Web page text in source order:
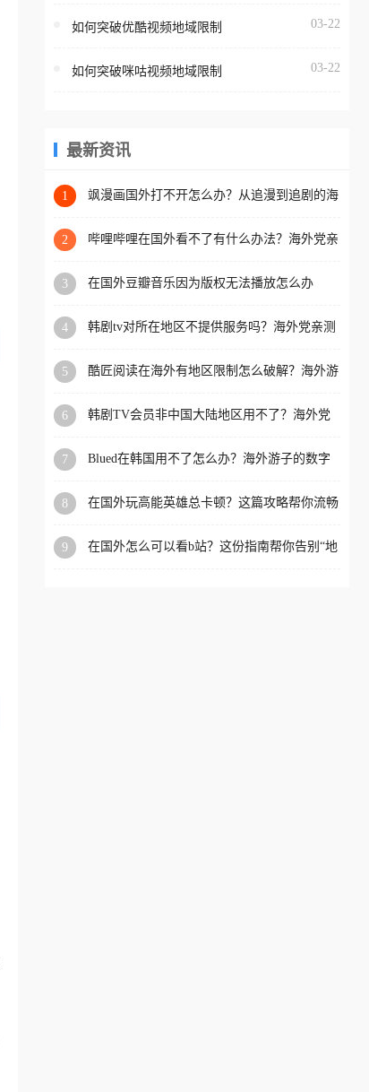
地区播放。 遇到这个问题的
区工作、留学、定居等，都
权限制所困扰。
门、台湾、美国、加拿大、
区时，网易云音乐也会像其
回国加速器，即可解决「海
版权限制」的问题，无论人
国、加拿大、澳大利亚、欧
学、定居等，都可以使用，
扰。
如何突破优酷视频地域限制 03-22
如何突破咪咕视频地域限制 03-22
最新资讯
1
飒漫画国外打不开怎么办？从追漫到追剧的海
2
哔哩哔哩在国外看不了有什么办法？海外党亲
3 在国外豆瓣音乐因为版权无法播放怎么办
4
韩剧tv对所在地区不提供服务吗？海外党亲测
5
酷匠阅读在海外有地区限制怎么破解？海外游
6
韩剧TV会员非中国大陆地区用不了？海外党
7
Blued在韩国用不了怎么办？海外游子的数字
8
在国外玩高能英雄总卡顿？这篇攻略帮你流畅
9
在国外怎么可以看b站？这份指南帮你告别“地